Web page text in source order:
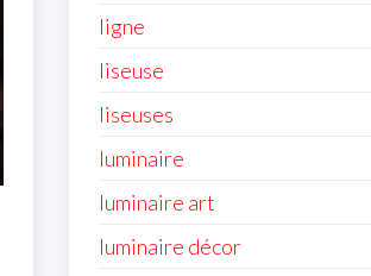
ligne
liseuse
liseuses
luminaire
luminaire art
luminaire décor